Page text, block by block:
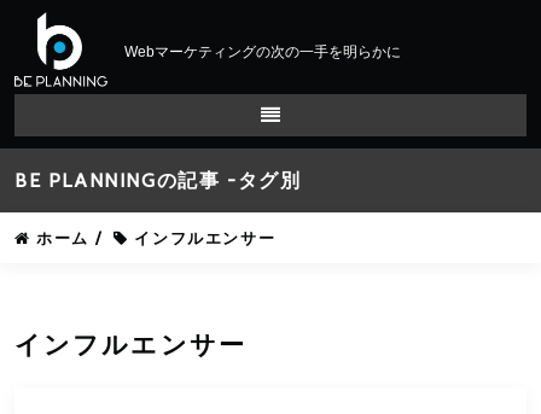
Webマーケティングの次の一手を明らかに
BE PLANNINGの記事 -タグ別
ホーム / インフルエンサー
インフルエンサー